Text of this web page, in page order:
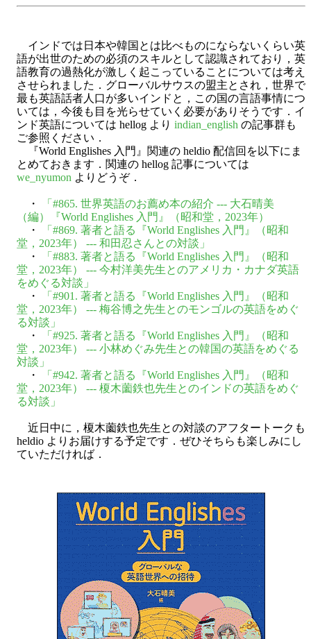
インドでは日本や韓国とは比べものにならないくらい英
語が出世のための必須のスキルとして認識されており，英
語教育の過熱化が激しく起こっていることについては考え
させられました．グローバルサウスの盟主とされ，世界で
最も英語話者人口が多いインドと，この国の言語事情につ
いては，今後も目を光らせていく必要がありそうです．イ
ンド英語については hellog より indian_english の記事群も
ご参照ください．
『World Englishes 入門』関連の heldio 配信回を以下にま
とめておきます．関連の hellog 記事については
we_nyumon よりどうぞ．
・
「#865. 世界英語のお薦め本の紹介 --- 大石晴美
（編）『World Englishes 入門』（昭和堂，2023年）
・
「#869. 著者と語る『World Englishes 入門』（昭和
堂，2023年） --- 和田忍さんとの対談」
・
「#883. 著者と語る『World Englishes 入門』（昭和
堂，2023年） --- 今村洋美先生とのアメリカ・カナダ英語
をめぐる対談」
・
「#901. 著者と語る『World Englishes 入門』（昭和
堂，2023年） --- 梅谷博之先生とのモンゴルの英語をめぐ
る対談」
・
「#925. 著者と語る『World Englishes 入門』（昭和
堂，2023年） --- 小林めぐみ先生との韓国の英語をめぐる
対談」
・
「#942. 著者と語る『World Englishes 入門』（昭和
堂，2023年） --- 榎木薗鉄也先生とのインドの英語をめぐ
る対談」
近日中に，榎木薗鉄也先生との対談のアフタートークも
heldio よりお届けする予定です．ぜひそちらも楽しみにし
ていただければ．